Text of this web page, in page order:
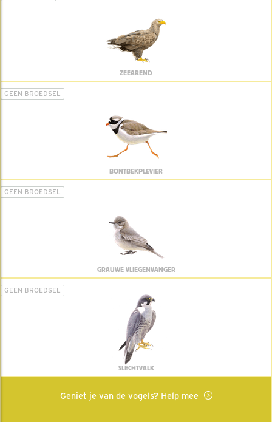
ZEEAREND
GEEN BROEDSEL
BONTBEKPLEVIER
GEEN BROEDSEL
GRAUWE VLIEGENVANGER
GEEN BROEDSEL
SLECHTVALK
Geniet je van de vogels? Help mee